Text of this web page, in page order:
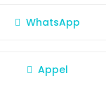
WhatsApp
Appel